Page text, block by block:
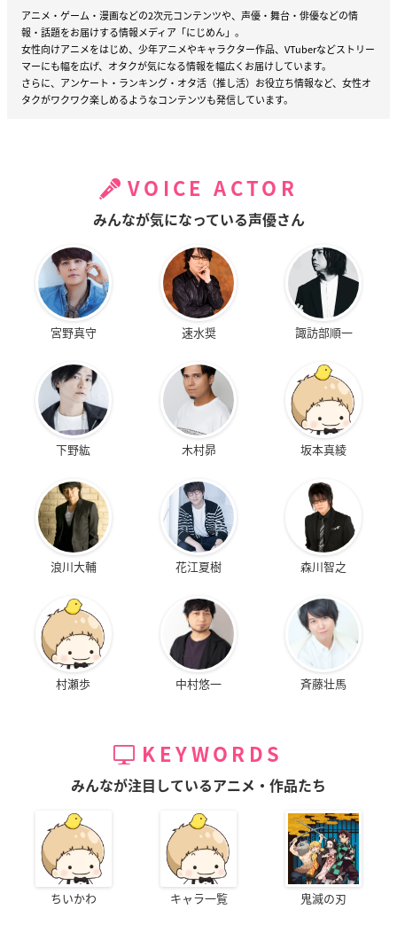
アニメ・ゲーム・漫画などの2次元コンテンツや、声優・舞台・俳優などの情
報・話題をお届けする情報メディア「にじめん」。
女性向けアニメをはじめ、少年アニメやキャラクター作品、VTuberなどストリー
マーにも幅を広げ、オタクが気になる情報を幅広くお届けしています。
さらに、アンケート・ランキング・オタ活（推し活）お役立ち情報など、女性オ
タクがワクワク楽しめるようなコンテンツも発信しています。
VOICE ACTOR
みんなが気になっている声優さん
宮野真守 速水奨 諏訪部順一
下野紘 木村昴 坂本真綾
浪川大輔 花江夏樹 森川智之
村瀬歩 中村悠一 斉藤壮馬
KEYWORDS
みんなが注目しているアニメ・作品たち
ちいかわ キャラ一覧 鬼滅の刃